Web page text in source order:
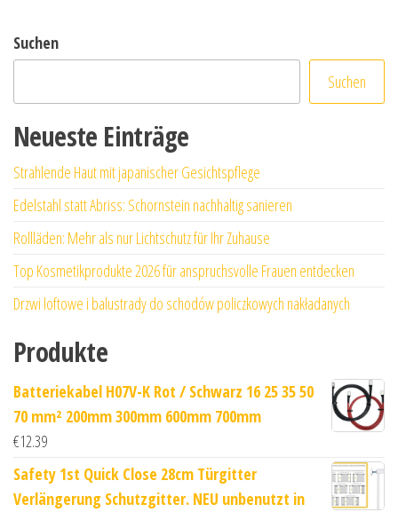
Suchen
Suchen
Neueste Einträge
Strahlende Haut mit japanischer Gesichtspflege
Edelstahl statt Abriss: Schornstein nachhaltig sanieren
Rollläden: Mehr als nur Lichtschutz für Ihr Zuhause
Top Kosmetikprodukte 2026 für anspruchsvolle Frauen entdecken
Drzwi loftowe i balustrady do schodów policzkowych nakładanych
Produkte
Batteriekabel H07V-K Rot / Schwarz 16 25 35 50
70 mm² 200mm 300mm 600mm 700mm
€12.39
Safety 1st Quick Close 28cm Türgitter
Verlängerung Schutzgitter. NEU unbenutzt in